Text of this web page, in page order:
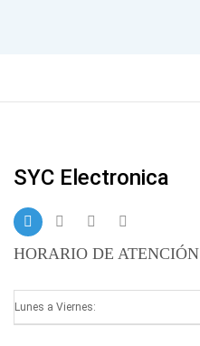
SYC Electronica
HORARIO DE ATENCIÓN
Lunes a Viernes: